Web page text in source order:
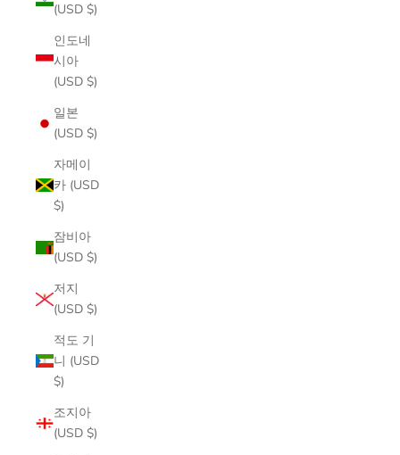
(USD $)
인도네
시아
(USD $)
일본
(USD $)
자메이
카 (USD
$)
잠비아
(USD $)
저지
(USD $)
적도 기
니 (USD
$)
조지아
(USD $)